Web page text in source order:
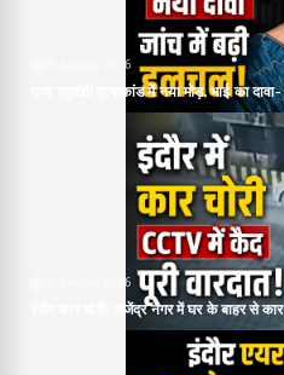
06 August 2026
राजा रघुवंशी हत्याकांड में नया मोड़, भाई का दावा-
06 August 2026
इंदौर कार चोरी: राजेंद्र नगर में घर के बाहर से